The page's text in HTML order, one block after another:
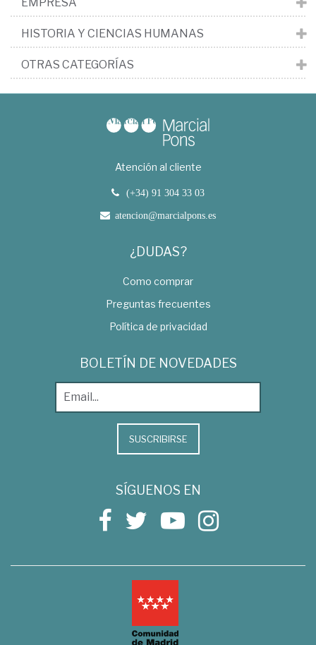
HISTORIA Y CIENCIAS HUMANAS
OTRAS CATEGORÍAS
Atención al cliente
(+34) 91 304 33 03
atencion@marcialpons.es
¿DUDAS?
Como comprar
Preguntas frecuentes
Política de privacidad
BOLETÍN DE NOVEDADES
SUSCRIBIRSE
SÍGUENOS EN